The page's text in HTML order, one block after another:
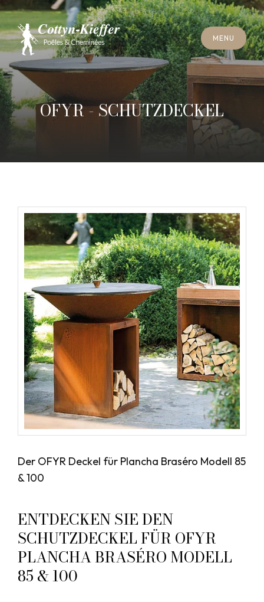
M EN U
MENU
TERMIN SCHORNSTEINREINIGUN
EINREINIGUNG
SCHL
SCH E SS E N
OFYR - SCHUTZDECKEL
Der OFYR Deckel für Plancha Braséro Modell 85
& 100
ENTDECKEN SIE DEN
SCHUTZDECKEL FÜR OFYR
PLANCHA BRASÉRO MODELL
85 & 100